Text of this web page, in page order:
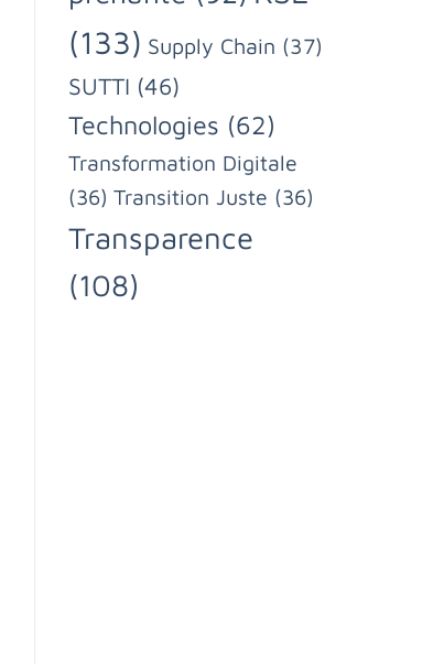
(133) Supply Chain (37)
SUTTI (46)
Technologies (62)
Transformation Digitale
(36) Transition Juste (36)
Transparence
(108)